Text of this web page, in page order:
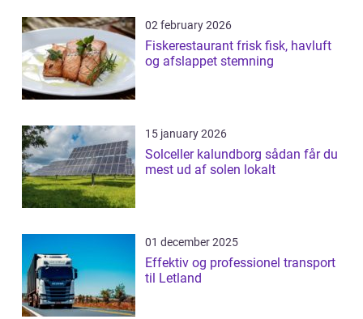
02 february 2026
Fiskerestaurant frisk fisk, havluft
og afslappet stemning
15 january 2026
Solceller kalundborg sådan får du
mest ud af solen lokalt
01 december 2025
Effektiv og professionel transport
til Letland